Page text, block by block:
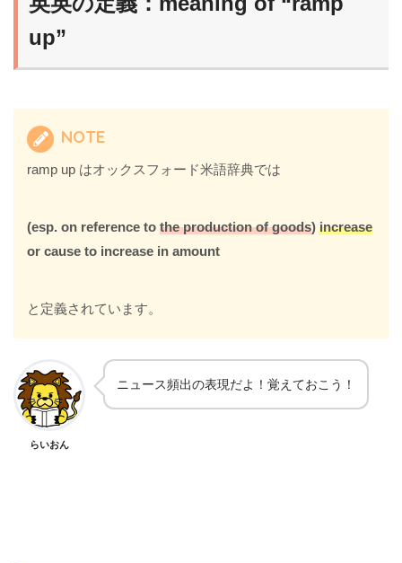
up”
NOTE
ramp up はオックスフォード米語辞典では
(esp. on reference tothe production of goods)increase
or cause to increase in amount
と定義されています。
らいおん
ニュース頻出の表現だよ！覚えておこう！